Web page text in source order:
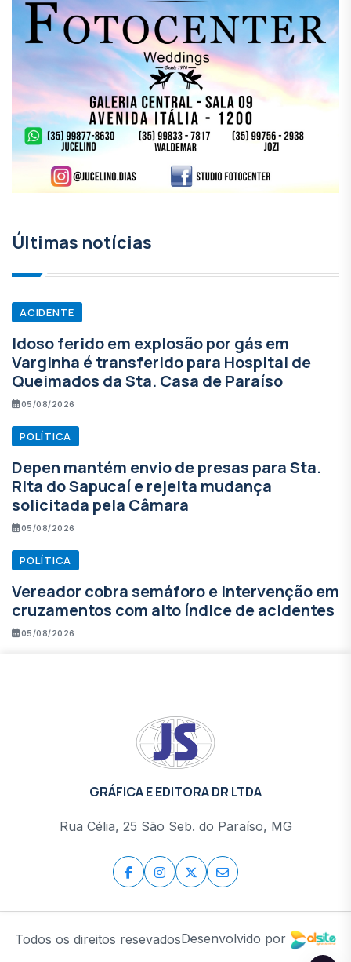
Últimas notícias
ACIDENTE
Idoso ferido em explosão por gás em
Varginha é transferido para Hospital de
Queimados da Sta. Casa de Paraíso
05/08/2026
POLÍTICA
Depen mantém envio de presas para Sta.
Rita do Sapucaí e rejeita mudança
solicitada pela Câmara
05/08/2026
POLÍTICA
Vereador cobra semáforo e intervenção em
cruzamentos com alto índice de acidentes
05/08/2026
GRÁFICA E EDITORA DR LTDA
Rua Célia, 25 São Seb. do Paraíso, MG
Todos os direitos resevadosDesenvolvido por